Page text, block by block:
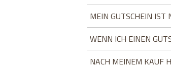
MEIN GUTSCHEIN IST
WENN ICH EINEN
NACH MEINEM KAUF